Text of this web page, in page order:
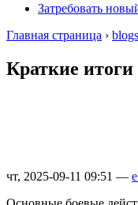
Затребовать
Главная страница › blogs
Краткие
чт, 2025-09-11 09:51 —